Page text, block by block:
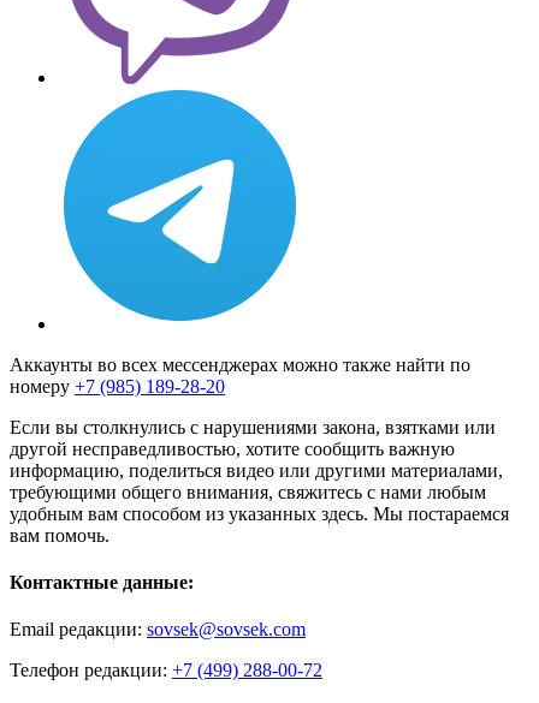
Аккаунты во всех мессенджерах можно также найти по
номеру +7 (985) 189-28-20
Если вы столкнулись с нарушениями закона, взятками или
другой несправедливостью, хотите сообщить важную
информацию, поделиться видео или другими материалами,
требующими общего внимания, свяжитесь с нами любым
удобным вам способом из указанных здесь. Мы постараемся
вам помочь.
Контактные данные:
Email редакции: sovsek@sovsek.com
Телефон редакции: +7 (499) 288-00-72